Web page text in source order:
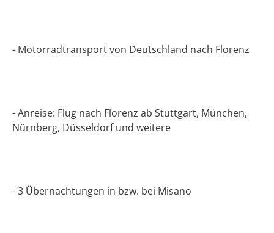
- Motorradtransport von Deutschland nach Florenz
- Anreise: Flug nach Florenz ab Stuttgart, München,
Nürnberg, Düsseldorf und weitere
- 3 Übernachtungen in bzw. bei Misano